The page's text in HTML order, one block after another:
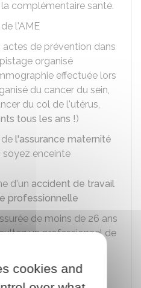
complémentaire santé.
l'AME
actes de prévention dans
organisé
effectuée lors
du cancer du sein,
du col de l'utérus,
tous les ans !)
l'assurance maternité
enceinte
d'un accident de travail
professionnelle
de moins de 26 ans
un professionnel de
d'uneaffection de
cookies and